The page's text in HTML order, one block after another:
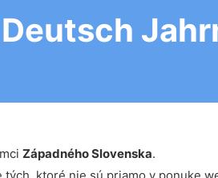
Západného Slovenska.